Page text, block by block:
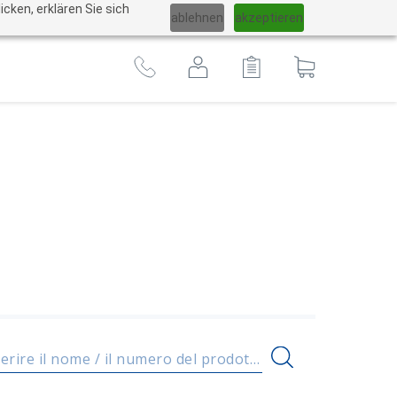
erklären Sie sich
ablehnen akzeptieren
Cambiare
lingua
Al
Inserire il nome / il numero del prodotto